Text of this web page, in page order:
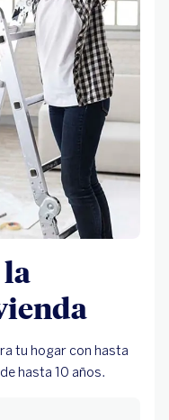
tu hogar con hasta
hasta 10 años.